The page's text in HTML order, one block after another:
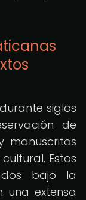
siglos
de
manuscritos
Estos
bajo la
una extensa